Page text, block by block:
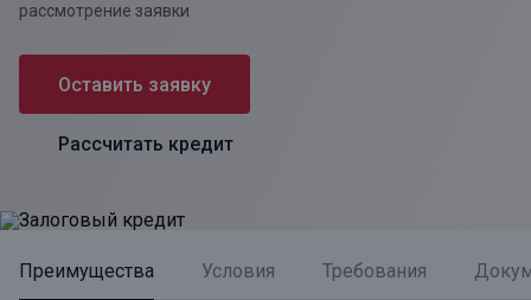
Оставить заявку
Рассчитать кредит
рассмотрение заявки
Преимущества Условия Требования